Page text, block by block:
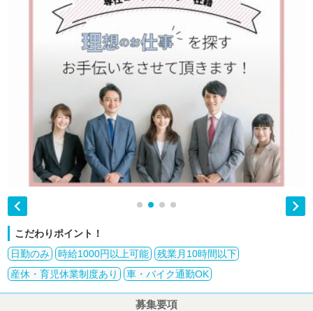
 
こだわりポイント！
日勤のみ
時給1000円以上可能
残業月10時間以下
産休・育児休業制度あり
車・バイク通勤OK
募集要項